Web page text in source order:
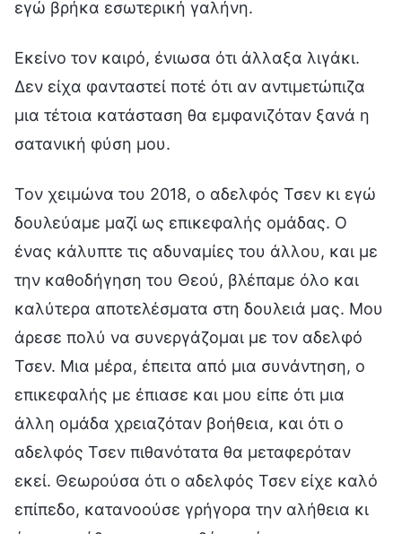
εγώ βρήκα εσωτερική γαλήνη.
Εκείνο τον καιρό, ένιωσα ότι άλλαξα λιγάκι.
Δεν είχα φανταστεί ποτέ ότι αν αντιμετώπιζα
μια τέτοια κατάσταση θα εμφανιζόταν ξανά η
σατανική φύση μου.
Τον χειμώνα του 2018, ο αδελφός Τσεν κι εγώ
δουλεύαμε μαζί ως επικεφαλής ομάδας. Ο
ένας κάλυπτε τις αδυναμίες του άλλου, και με
την καθοδήγηση του Θεού, βλέπαμε όλο και
καλύτερα αποτελέσματα στη δουλειά μας. Μου
άρεσε πολύ να συνεργάζομαι με τον αδελφό
Τσεν. Μια μέρα, έπειτα από μια συνάντηση, ο
επικεφαλής με έπιασε και μου είπε ότι μια
άλλη ομάδα χρειαζόταν βοήθεια, και ότι ο
αδελφός Τσεν πιθανότατα θα μεταφερόταν
εκεί. Θεωρούσα ότι ο αδελφός Τσεν είχε καλό
επίπεδο, κατανοούσε γρήγορα την αλήθεια κι